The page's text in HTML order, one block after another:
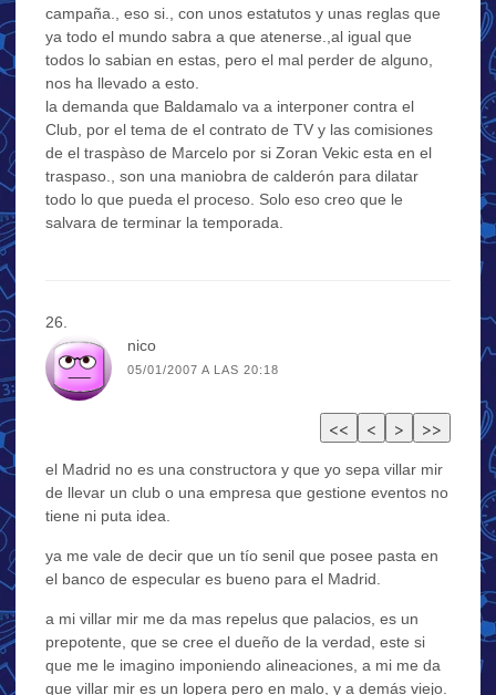
campaña., eso si., con unos estatutos y unas reglas que
ya todo el mundo sabra a que atenerse.,al igual que
todos lo sabian en estas, pero el mal perder de alguno,
nos ha llevado a esto.
la demanda que Baldamalo va a interponer contra el
Club, por el tema de el contrato de TV y las comisiones
de el traspàso de Marcelo por si Zoran Vekic esta en el
traspaso., son una maniobra de calderón para dilatar
todo lo que pueda el proceso. Solo eso creo que le
salvara de terminar la temporada.
nico
05/01/2007 A LAS 20:18
el Madrid no es una constructora y que yo sepa villar mir
de llevar un club o una empresa que gestione eventos no
tiene ni puta idea.
ya me vale de decir que un tío senil que posee pasta en
el banco de especular es bueno para el Madrid.
a mi villar mir me da mas repelus que palacios, es un
prepotente, que se cree el dueño de la verdad, este si
que me le imagino imponiendo alineaciones, a mi me da
que villar mir es un lopera pero en malo, y a demás viejo.